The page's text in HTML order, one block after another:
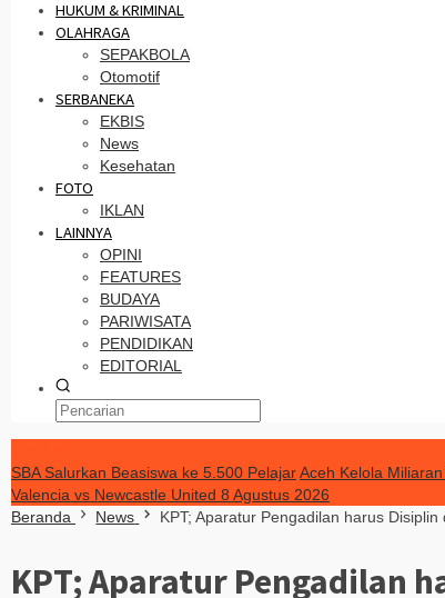
HUKUM & KRIMINAL
OLAHRAGA
SEPAKBOLA
Otomotif
SERBANEKA
EKBIS
News
Kesehatan
FOTO
IKLAN
LAINNYA
OPINI
FEATURES
BUDAYA
PARIWISATA
PENDIDIKAN
EDITORIAL
SBA Salurkan Beasiswa ke 5.500 PelajarAceh Kelola
Valencia vs Newcastle United 8 Agustus 2026
Beranda
News KPT; Aparatur Pengadilan harus
KPT; Aparatur Pengadilan